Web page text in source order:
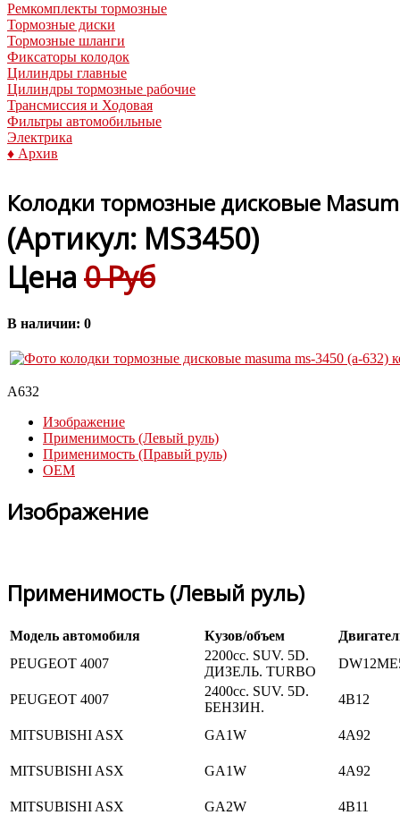
Ремкомплекты тормозные
Тормозные диски
Тормозные шланги
Фиксаторы колодок
Цилиндры главные
Цилиндры тормозные рабочие
Трансмиссия и Ходовая
Фильтры автомобильные
Электрика
♦ Архив
Колодки тормозные дисковые
(Артикул: MS3450)
Цена 0 Руб
В наличии: 0
A632
Изображение
Применимость (Левый руль)
Применимость (Правый руль)
OEM
Изображение
Применимость (Левый руль)
Модель автомобиля Кузов/объем
PEUGEOT 4007
2200cc. SUV. 5D.
ДИЗЕЛЬ. TURBO
PEUGEOT 4007
2400cc. SUV. 5D.
БЕНЗИН.
4B12
MITSUBISHI ASX GA1W 4A92
MITSUBISHI ASX GA1W 4A92
MITSUBISHI ASX GA2W 4B11